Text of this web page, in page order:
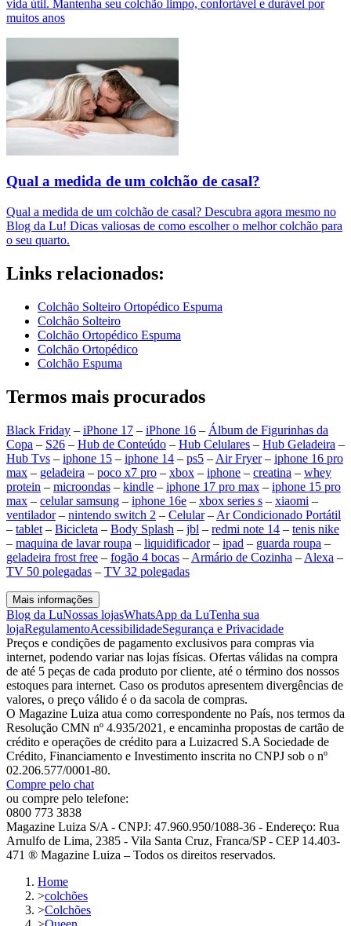
vida útil. Mantenha seu colchão limpo, confortável e durável por
muitos anos
Qual a medida de um colchão de casal?
Qual a medida de um colchão de casal? Descubra agora mesmo no
Blog da Lu! Dicas valiosas de como escolher o melhor colchão para
o seu quarto.
Links relacionados:
Colchão Solteiro Ortopédico Espuma
Colchão Solteiro
Colchão Ortopédico Espuma
Colchão Ortopédico
Colchão Espuma
Termos mais procurados
Black Friday – iPhone 17 – iPhone 16 – Álbum de Figurinhas da
Copa – S26 – Hub de Conteúdo – Hub Celulares – Hub Geladeira –
Hub Tvs – iphone 15 – iphone 14 – ps5 – Air Fryer– iphone 16 pro
max – geladeira – poco x7 pro – xbox – iphone – creatina – whey
protein – microondas – kindle – iphone 17 pro max – iphone 15 pro
max – celular samsung – iphone 16e – xbox series s – xiaomi –
ventilador– nintendo switch 2 – Celular– Ar Condicionado Portátil
– tablet – Bicicleta – Body Splash – jbl – redmi note 14 – tenis nike
– maquina de lavar roupa – liquidificador– ipad – guarda roupa –
geladeira frost free – fogão 4 bocas – Armário de Cozinha – Alexa –
TV 50 polegadas – TV 32 polegadas
Mais informações
Blog da LuNossas lojasWhatsApp da LuTenha sua
lojaRegulamentoAcessibilidadeSegurança e Privacidade
Preços e condições de pagamento exclusivos para compras via
internet, podendo variar nas lojas físicas. Ofertas válidas na compra
de até 5 peças de cada produto por cliente, até o término dos nossos
estoques para internet. Caso os produtos apresentem divergências de
valores, o preço válido é o da sacola de compras.
O Magazine Luiza atua como correspondente no País, nos termos da
Resolução CMN nº 4.935/2021, e encaminha propostas de cartão de
crédito e operações de crédito para a Luizacred S.A Sociedade de
Crédito, Financiamento e Investimento inscrita no CNPJ sob o nº
02.206.577/0001-80.
Compre pelo chat
ou compre pelo telefone:
0800 773 3838
Magazine Luiza S/A - CNPJ: 47.960.950/1088-36 - Endereço: Rua
Arnulfo de Lima, 2385 - Vila Santa Cruz, Franca/SP - CEP 14.403-
471 ® Magazine Luiza – Todos os direitos reservados.
Home
>colchões
>Colchões